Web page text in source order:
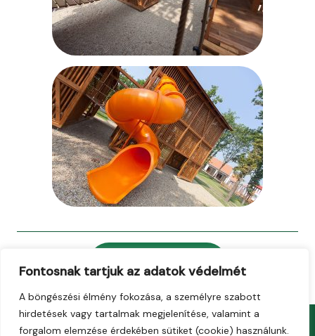
Fontosnak tartjuk az adatok védelmét
A böngészési élmény fokozása, a személyre szabott
hirdetések vagy tartalmak megjelenítése, valamint a
forgalom elemzése érdekében sütiket (cookie) használunk.
Visszalépés